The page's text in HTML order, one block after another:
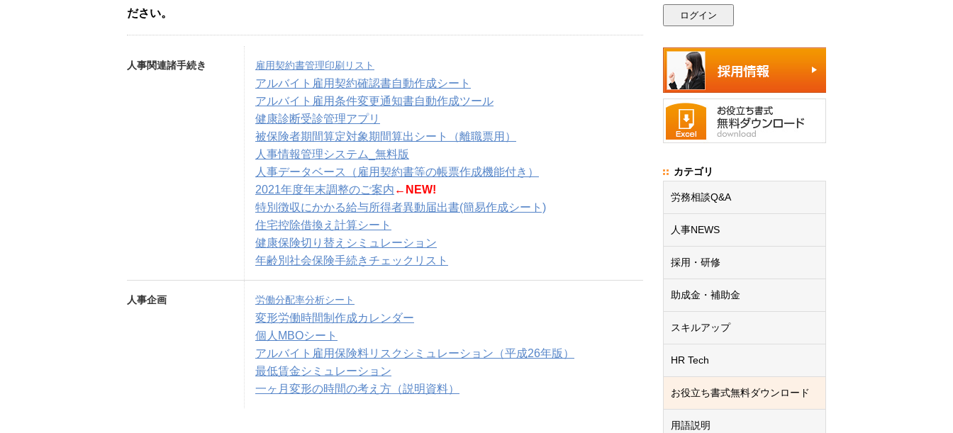
ださい。
人事関連諸手続き 雇用契約書管理印刷リスト
アルバイト雇用契約確認書自動作成シート
アルバイト雇用条件変更通知書自動作成ツール
健康診断受診管理アプリ
被保険者期間算定対象期間算出シート（離職票用）
人事情報管理システム_無料版
人事データベース（雇用契約書等の帳票作成機能付き）
2021年度年末調整のご案内 ←NEW!
特別徴収にかかる給与所得者異動届出書(簡易作成シート)
住宅控除借換え計算シート
健康保険切り替えシミュレーション
年齢別社会保険手続きチェックリスト
人事企画 労働分配率分析シート
変形労働時間制作成カレンダー
個人MBOシート
アルバイト雇用保険料リスクシミュレーション（平成26年版）
最低賃金シミュレーション
一ヶ月変形の時間の考え方（説明資料）
カテゴリ
労務相談Q&A
人事NEWS
採用・研修
助成金・補助金
スキルアップ
HR Tech
お役立ち書式無料ダウンロード
用語説明